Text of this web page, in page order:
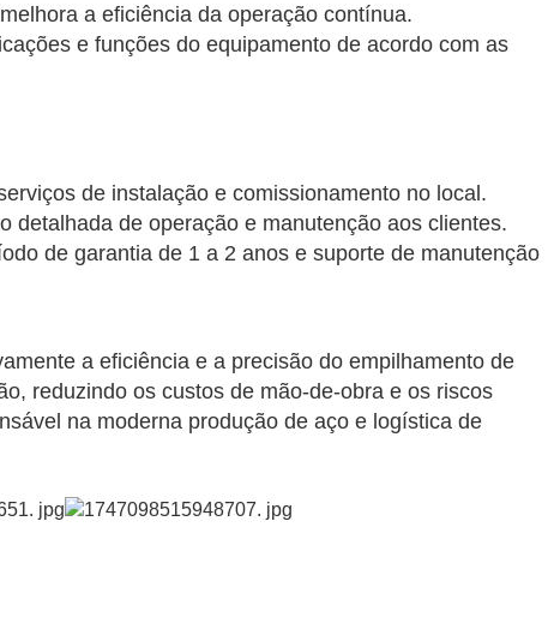
a eficiência da operação contínua.
e funções do equipamento de acordo com as
de instalação e comissionamento no local.
detalhada de operação e manutenção aos clientes.
de garantia de 1 a 2 anos e suporte de manutenção
a eficiência e a precisão do empilhamento de
reduzindo os custos de mão-de-obra e os riscos
na moderna produção de aço e logística de